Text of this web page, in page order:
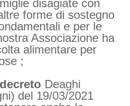
disagiate con
forme di sostegno
e per le
Associazione ha
alimentare per
;
Deaghi
del 19/03/2021